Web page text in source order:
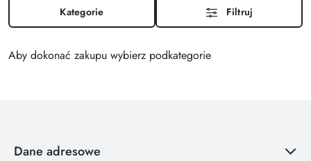
Kategorie Filtruj
Aby dokonać zakupu wybierz podkategorie
Dane adresowe